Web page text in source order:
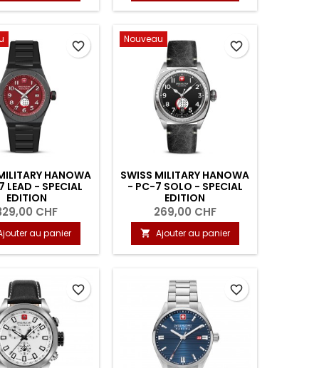
HANOWA
LEAD - SPECIAL
EDITION
CHF
au panier
favorite_border
Nouveau
SWISS MILITARY HANOWA
- PC-7 SOLO - SPECIAL
EDITION
269,00 CHF
 Ajouter au panier
favorite_border
favorite_border favorite_border